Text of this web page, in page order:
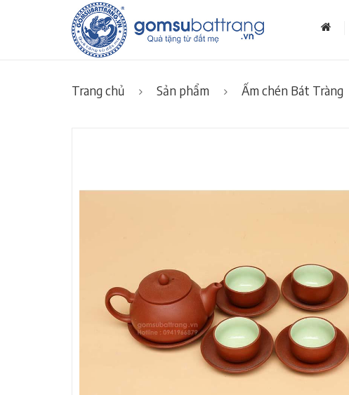
Trang chủ Sản phẩm Ấm chén Bát Tràng